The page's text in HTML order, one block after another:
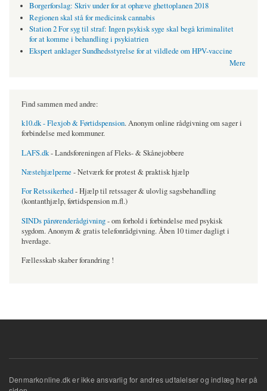
Borgerforslag: Skriv under for at ophæve ghettoplanen 2018
Regionen skal stå for medicinsk cannabis
Station 2 For syg til straf: Ingen psykisk syge skal begå kriminalitet
for at komme i behandling i psykiatrien
Ekspert anklager Sundhedsstyrelse for at vildlede om HPV-vaccine
Mere
Find sammen med andre:
k10.dk - Flexjob & Førtidspension. Anonym online rådgivning om sager i
forbindelse med kommuner.
LAFS.dk- Landsforeningen af Fleks- & Skånejobbere
Næstehjælperne - Netværk for protest & praktisk hjælp
For Retssikerhed- Hjælp til retssager & ulovlig sagsbehandling
(kontanthjælp, førtidspension m.fl.)
SINDs pårørenderådgivning- om forhold i forbindelse med psykisk
sygdom. Anonym & gratis telefonrådgivning. Åben 10 timer dagligt i
hverdage.
Fællesskab skaber forandring !
Denmarkonline.dk er ikke ansvarlig for andres udtalelser og indlæg her på